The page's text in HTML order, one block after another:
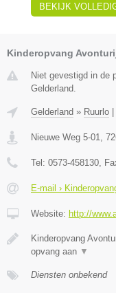
BEKIJK
Kinderopvang
Niet gevestigd in de
Gelderland.
Gelderland » Ruurlo
Nieuwe Weg 5-01
Tel: 0573-458130 ,
E-mail ›
Website: http://
Kinderopvang
opvang aan ▼
Diensten onbekend